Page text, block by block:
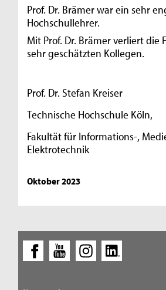
Prof. Dr. Brämer war ein sehr
Hochschullehrer.
Mit Prof. Dr. Brämer verliert die
sehr geschätzten Kollegen.
Prof. Dr. Stefan Kreiser
Technische Hochschule Köln,
Fakultät für Informations-,
Elektrotechnik
Oktober 2023